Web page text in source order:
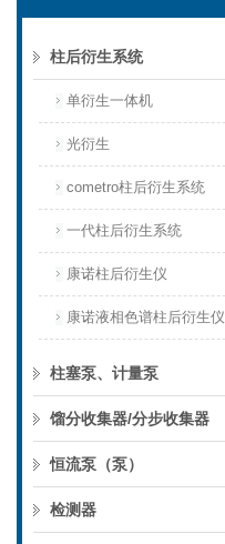
柱后衍生系统
单衍生一体机
光衍生
cometro柱后衍生系统
一代柱后衍生系统
康诺柱后衍生仪
康诺液相色谱柱后衍生仪
柱塞泵、计量泵
馏分收集器/分步收集器
恒流泵（泵）
检测器